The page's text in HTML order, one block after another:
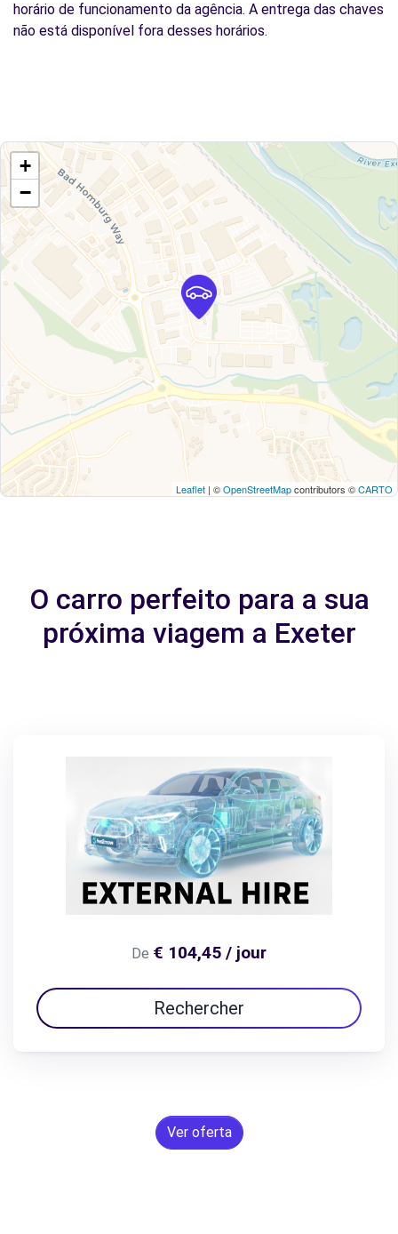
horário de funcionamento da agência. A entrega das chaves
não está disponível fora desses horários.
+
−
Leaflet | ©OpenStreetMapcontributors ©CARTO
O carro perfeito para a sua
próxima viagem a Exeter
De € 104,45 / jour
Rechercher
Ver oferta